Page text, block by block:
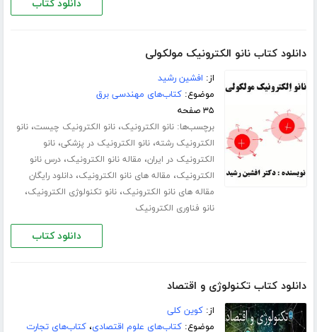
دانلود کتاب
دانلود کتاب نانو الکترونیک مولکولی
از: افشین رشید
موضوع:کتاب‌های مهندسی برق
۳۵ صفحه
برچسب‌ها:نانو الکترونیک،نانو الکترونیک چیست،نانو
الکترونیک رشته،نانو الکترونیک در پزشکی،نانو
الکترونیک در ایران، مقاله نانو الکترونیک،درس نانو
الکترونیک، مقاله های نانو الکترونیک،دانلود رایگان
مقاله های نانو الکترونیک،نانو تکنولوژی الکترونیک،
نانو فناوری الکترونیک
دانلود کتاب
دانلود کتاب تکنولوژی و اقتصاد
از:کوین کلی
موضوع:کتاب‌های علوم اقتصادی،کتاب‌های تجارت